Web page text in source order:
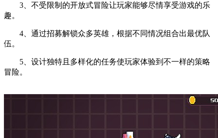
3、不受限制的开放式冒险让玩家能够尽情享受游戏的乐
趣。
4、通过招募解锁众多英雄，根据不同情况组合出最优队
伍。
5、设计独特且多样化的任务使玩家体验到不一样的策略
冒险。